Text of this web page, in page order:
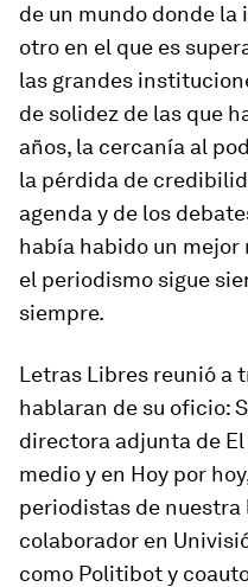
de un mundo donde la
otro en el que es
las grandes
de solidez de las que
años, la cercanía al
la pérdida de
agenda y de los
había habido un mejor
el periodismo sigue
siempre.
Letras Libres reunió a
hablaran de su oficio:
directora adjunta de
medio y en Hoy por
periodistas de nuestra
colaborador en
como Politibot y